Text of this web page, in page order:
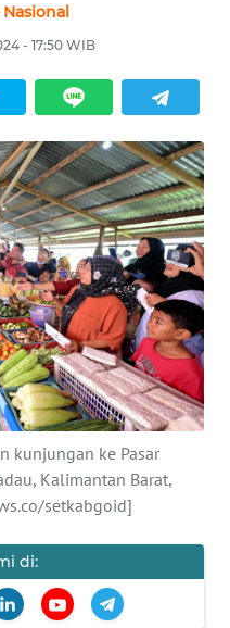
- 17:50 WIB
kunjungan ke Pasar
Kalimantan Barat,
setkabgoid]
di: